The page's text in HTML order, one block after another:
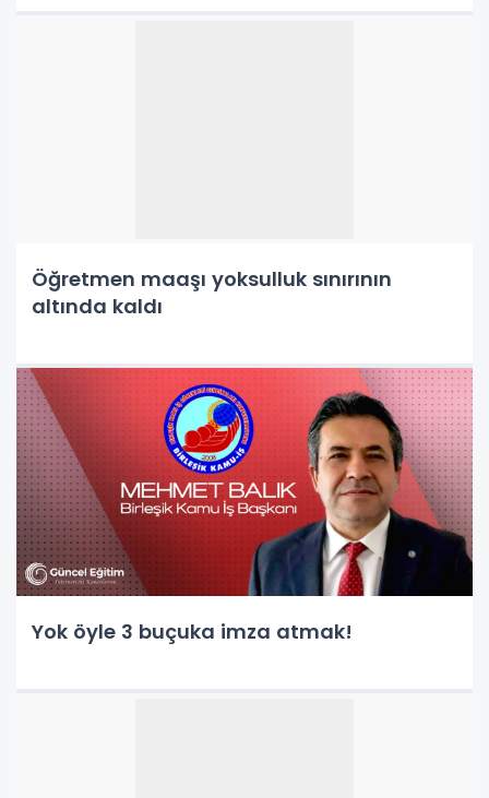
Öğretmen maaşı yoksulluk sınırının
altında kaldı
Yok öyle 3 buçuka imza atmak!